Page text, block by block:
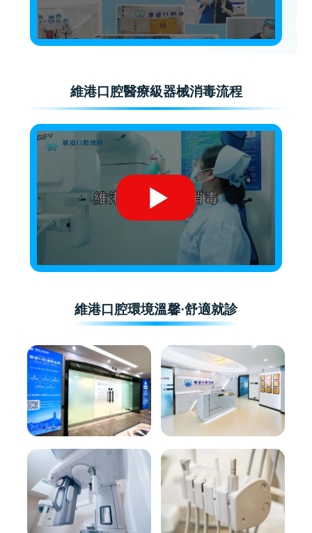
維港口腔醫療級器械消毒流程
維港口腔環境溫馨·舒適就診